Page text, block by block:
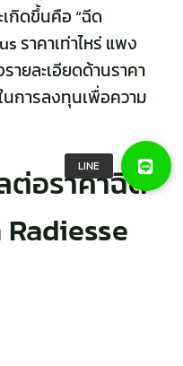
กิดขึ้นคือ “ฉีด
ราคาเท่าไหร่ แพง
ายละเอียดด้านราคา
การลงทุนเพื่อความ
ต่อราคาฉีด